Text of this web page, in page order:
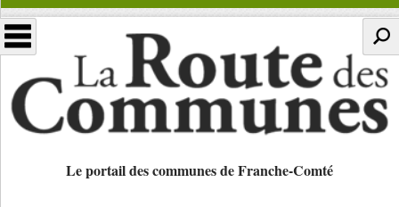
Le portail des communes de Franche-Comté